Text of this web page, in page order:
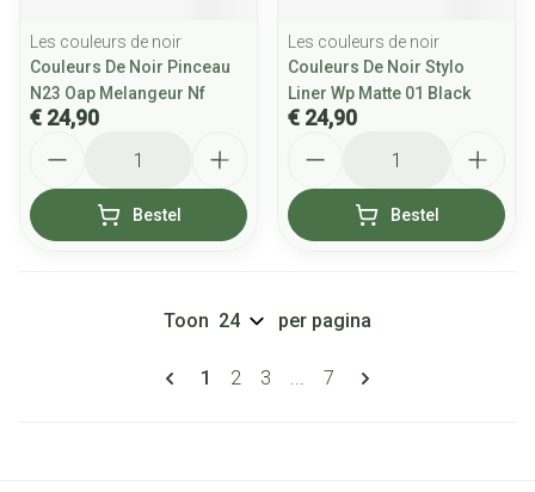
Les couleurs de noir
Couleurs De Noir Pinceau
N23 Oap Melangeur Nf
€ 24,90
Bestel
Les couleurs de noir
Couleurs De Noir Stylo
Liner Wp Matte 01 Black
€ 24,90
Bestel
Pagina's
U lees momenteel pagina
1 Pagina
2 Pagina
3 ... Pagina
7
Toon per pagina